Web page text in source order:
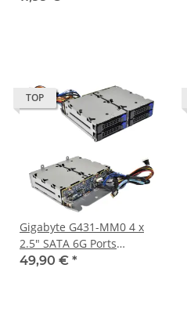
TOP
Gigabyte G431-MM0 4 x
2.5" SATA 6G Ports
Backplane + Cage CBPG043
49,90 € *